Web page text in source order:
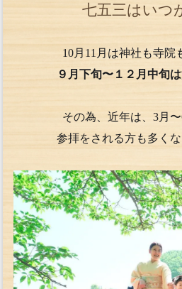
七五三はいつ
10月11月は神社も寺院
９月下旬〜１２月中旬
その為、近年は、3月
参拝をされる方も多くな